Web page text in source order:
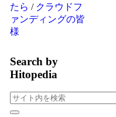
たら / クラウドフ
ァンディングの皆
様
Search by
Hitopedia